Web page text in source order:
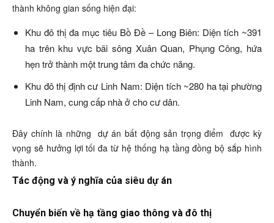
thành không gian sống hiện đại:
Khu đô thị đa mục tiêu Bồ Đề – Long Biên: Diện tích ~391
ha trên khu vực bãi sông Xuân Quan, Phụng Công, hứa
hẹn trở thành một trung tâm đa chức năng.
Khu đô thị định cư Linh Nam: Diện tích ~280 ha tại phường
Linh Nam, cung cấp nhà ở cho cư dân.
Đây chính là những dự án bất động sản trọng điểm được kỳ
vọng sẽ hưởng lợi tối đa từ hệ thống hạ tầng đồng bộ sắp hình
thành.
Tác động và ý nghĩa của siêu dự án
Chuyển biến về hạ tầng giao thông và đô thị